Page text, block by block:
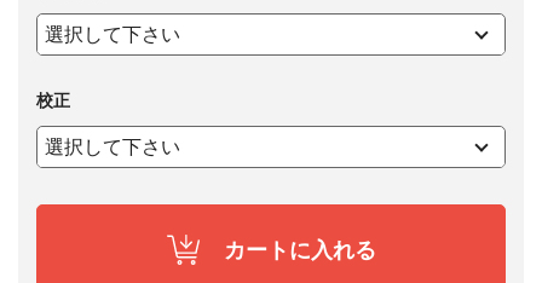
校正
カートに入れる